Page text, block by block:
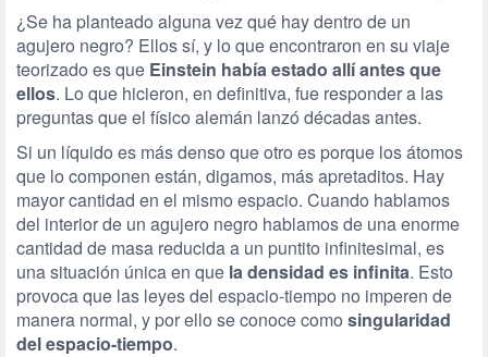
¿Se ha planteado alguna vez qué hay dentro de un
agujero negro? Ellos sí, y lo que encontraron en su viaje
teorizado es que Einstein había estado allí antes que
ellos. Lo que hicieron, en definitiva, fue responder a las
preguntas que el físico alemán lanzó décadas antes.
Si un líquido es más denso que otro es porque los átomos
que lo componen están, digamos, más apretaditos. Hay
mayor cantidad en el mismo espacio. Cuando hablamos
del interior de un agujero negro hablamos de una enorme
cantidad de masa reducida a un puntito infinitesimal, es
una situación única en que la densidad es infinita. Esto
provoca que las leyes del espacio-tiempo no imperen de
manera normal, y por ello se conoce como singularidad
del espacio-tiempo.